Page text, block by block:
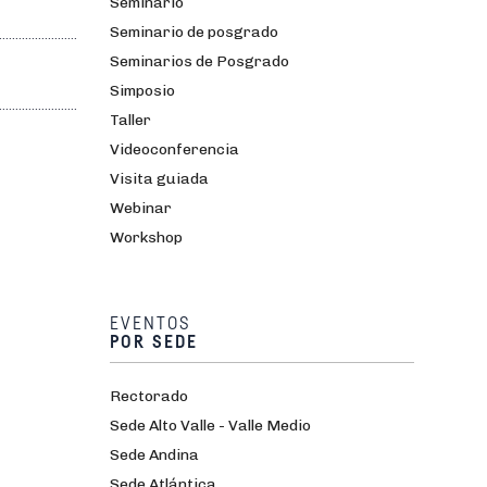
Seminario de posgrado
Seminarios de Posgrado
Simposio
Taller
Videoconferencia
Visita guiada
Webinar
Workshop
EVENTOS
POR SEDE
Rectorado
Sede Alto Valle - Valle Medio
Sede Andina